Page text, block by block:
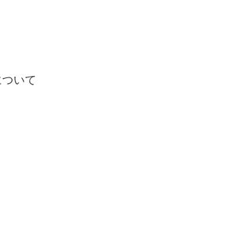
いて